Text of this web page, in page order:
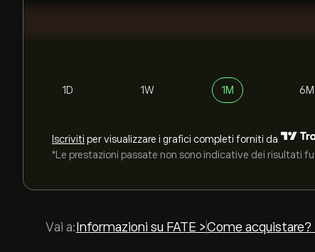
1D 1W 1M 6M
Iscriviti per visualizzare i grafici completi forniti da
*Le prestazioni passate non sono indicative dei risultati
Vai a: Informazioni su FATE >Come acquistare?